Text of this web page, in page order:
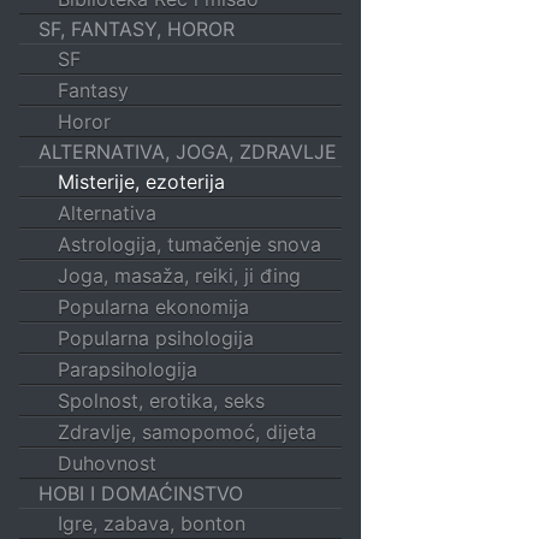
SF, FANTASY, HOROR
SF
Fantasy
Horor
ALTERNATIVA, JOGA, ZDRAVLJE
Misterije, ezoterija
Alternativa
Astrologija, tumačenje snova
Joga, masaža, reiki, ji đing
Popularna ekonomija
Popularna psihologija
Parapsihologija
Spolnost, erotika, seks
Zdravlje, samopomoć, dijeta
Duhovnost
HOBI I DOMAĆINSTVO
Igre, zabava, bonton